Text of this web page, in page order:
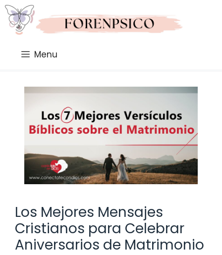
Saltar
al
contenido
Menu
Los Mejores Mensajes
Cristianos para Celebrar
Aniversarios de Matrimonio